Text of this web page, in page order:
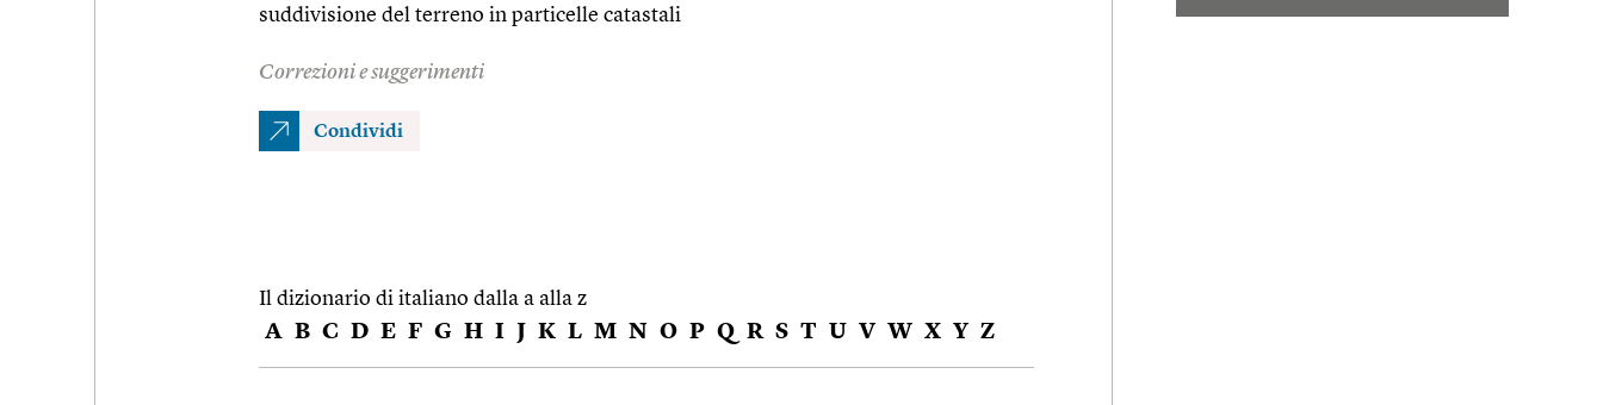
suddivisione del terreno in particelle catastali
Correzioni e suggerimenti
Condividi
Il dizionario di italiano dalla a alla z
A B C D E F G H I J K L M N O P Q R S T U V W X Y Z